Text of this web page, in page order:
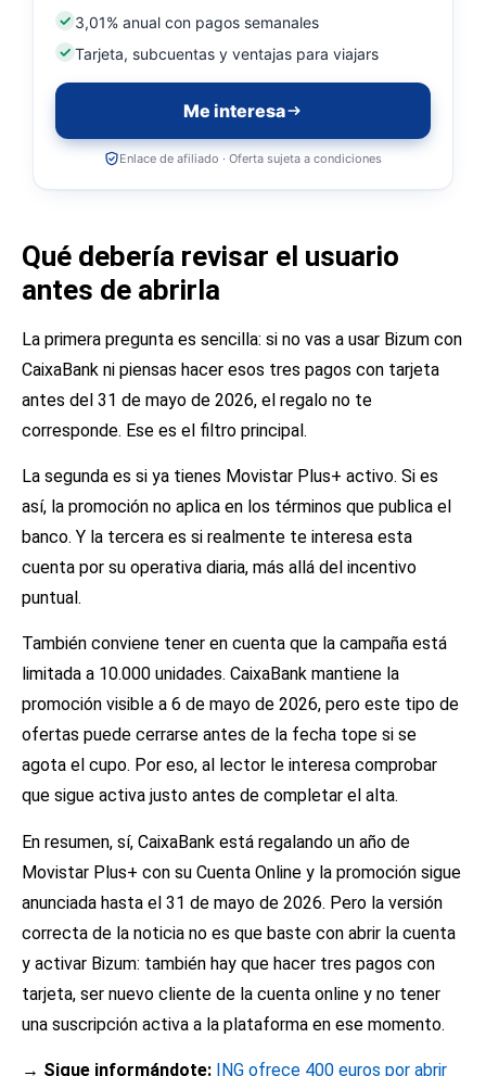
3,01% anual con pagos semanales
Tarjeta, subcuentas y ventajas para viajars
Me interesa
Enlace de afiliado · Oferta sujeta a condiciones
Qué debería revisar el usuario
antes de abrirla
La primera pregunta es sencilla: si no vas a usar Bizum con
CaixaBank ni piensas hacer esos tres pagos con tarjeta
antes del 31 de mayo de 2026, el regalo no te
corresponde. Ese es el filtro principal.
La segunda es si ya tienes Movistar Plus+ activo. Si es
así, la promoción no aplica en los términos que publica el
banco. Y la tercera es si realmente te interesa esta
cuenta por su operativa diaria, más allá del incentivo
puntual.
También conviene tener en cuenta que la campaña está
limitada a 10.000 unidades. CaixaBank mantiene la
promoción visible a 6 de mayo de 2026, pero este tipo de
ofertas puede cerrarse antes de la fecha tope si se
agota el cupo. Por eso, al lector le interesa comprobar
que sigue activa justo antes de completar el alta.
En resumen, sí, CaixaBank está regalando un año de
Movistar Plus+ con su Cuenta Online y la promoción sigue
anunciada hasta el 31 de mayo de 2026. Pero la versión
correcta de la noticia no es que baste con abrir la cuenta
y activar Bizum: también hay que hacer tres pagos con
tarjeta, ser nuevo cliente de la cuenta online y no tener
una suscripción activa a la plataforma en ese momento.
→ Sigue informándote: ING ofrece 400 euros por abrir